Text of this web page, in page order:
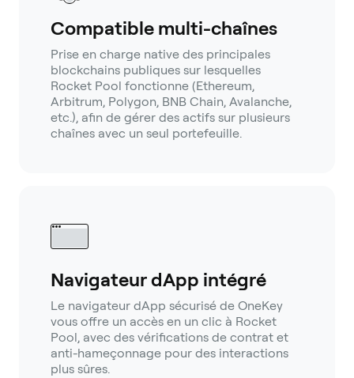
Compatible multi-chaînes
Prise en charge native des principales
blockchains publiques sur lesquelles
Rocket Pool fonctionne (Ethereum,
Arbitrum, Polygon, BNB Chain, Avalanche,
etc.), afin de gérer des actifs sur plusieurs
chaînes avec un seul portefeuille.
Navigateur dApp intégré
Le navigateur dApp sécurisé de OneKey
vous offre un accès en un clic à Rocket
Pool, avec des vérifications de contrat et
anti-hameçonnage pour des interactions
plus sûres.